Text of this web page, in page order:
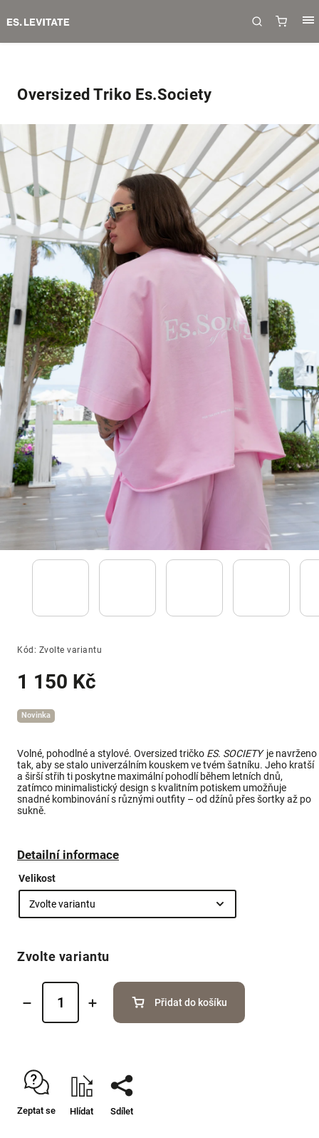
Oversized Triko Es.Society
Kód: Zvolte variantu
1 150 Kč
Novinka
Volné, pohodlné a stylové. Oversized tričko ES. SOCIETY je navrženo
tak, aby se stalo univerzálním kouskem ve tvém šatníku. Jeho kratší
a širší střih ti poskytne maximální pohodlí během letních dnů,
zatímco minimalistický design s kvalitním potiskem umožňuje
snadné kombinování s různými outfity – od džínů přes šortky až po
sukně.
Detailní informace
Velikost
Zvolte variantu
Přidat do košíku
Zeptat se Hlídat Sdílet